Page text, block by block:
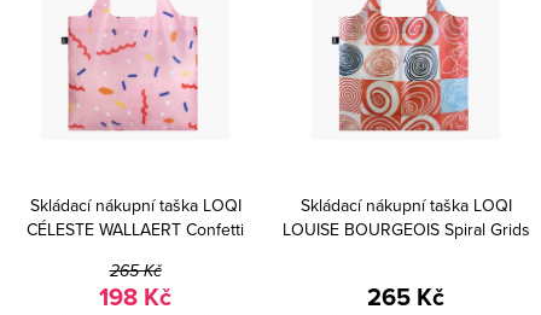
k
Skládací nákupní taška LOQI
CÉLESTE WALLAERT Confetti
265 Kč
198 Kč
Skládací nákupní taška LOQI
LOUISE BOURGEOIS Spiral Grids
265 Kč